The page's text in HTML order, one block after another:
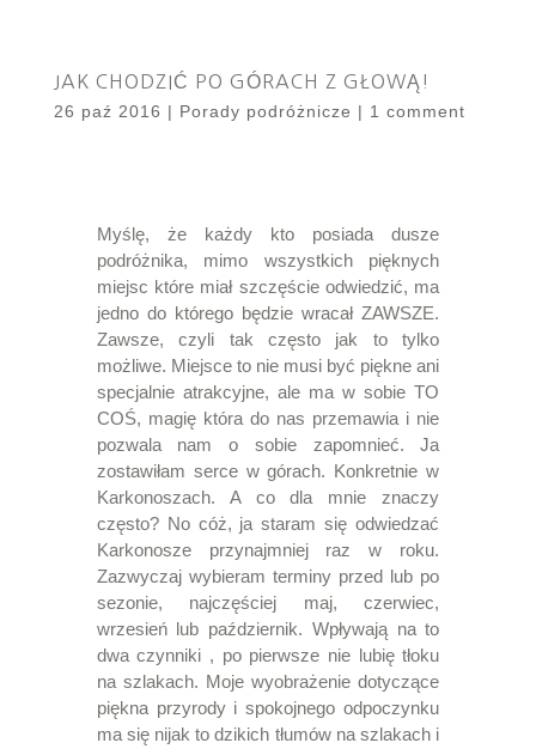
JAK CHODZIĆ PO GÓRACH Z GŁOWĄ!
26 paź 2016 | Porady podróżnicze | 1 comment
Myślę, że każdy kto posiada dusze
podróżnika, mimo wszystkich pięknych
miejsc które miał szczęście odwiedzić, ma
jedno do którego będzie wracał ZAWSZE.
Zawsze, czyli tak często jak to tylko
możliwe. Miejsce to nie musi być piękne ani
specjalnie atrakcyjne, ale ma w sobie TO
COŚ, magię która do nas przemawia i nie
pozwala nam o sobie zapomnieć. Ja
zostawiłam serce w górach. Konkretnie w
Karkonoszach. A co dla mnie znaczy
często? No cóż, ja staram się odwiedzać
Karkonosze przynajmniej raz w roku.
Zazwyczaj wybieram terminy przed lub po
sezonie, najczęściej maj, czerwiec,
wrzesień lub październik. Wpływają na to
dwa czynniki , po pierwsze nie lubię tłoku
na szlakach. Moje wyobrażenie dotyczące
piękna przyrody i spokojnego odpoczynku
ma się nijak to dzikich tłumów na szlakach i